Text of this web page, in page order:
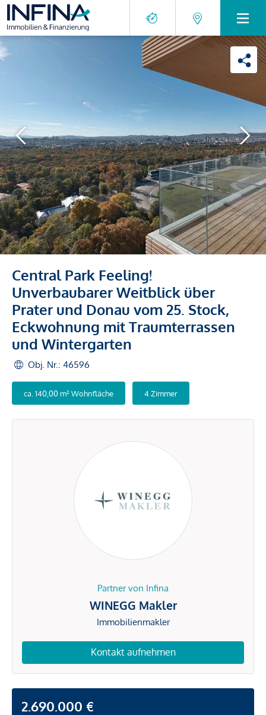
Central Park Feeling!
Unverbaubarer Weitblick über
Prater und Donau vom 25. Stock,
Eckwohnung mit Traumterrassen
und Wintergarten
Obj. Nr.: 46596
ca. 140,00 m² Wohnfläche 4 Zimmer
Partner von Infina
WINEGG Makler
Immobilienmakler
Kontakt aufnehmen
2.690.000 €